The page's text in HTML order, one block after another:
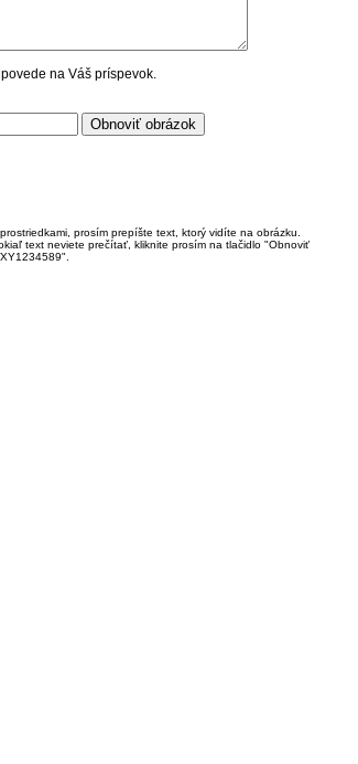
na Váš príspevok.
prosím prepíšte text, ktorý vidíte na obrázku.
text neviete prečítať, kliknite prosím na tlačidlo "Obnoviť